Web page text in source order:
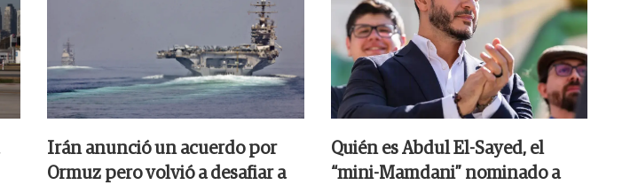
Irán anunció un acuerdo por
Ormuz pero volvió a desafiar a
Quién es Abdul El-Sayed, el
“mini-Mamdani” nominado a